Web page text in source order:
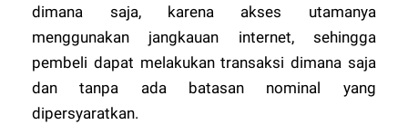
dimana saja, karena akses utamanya
menggunakan jangkauan internet, sehingga
pembeli dapat melakukan transaksi dimana saja
dan tanpa ada batasan nominal yang
dipersyaratkan.